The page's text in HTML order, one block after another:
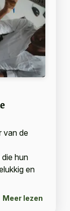
van de
hun
en
Meer lezen